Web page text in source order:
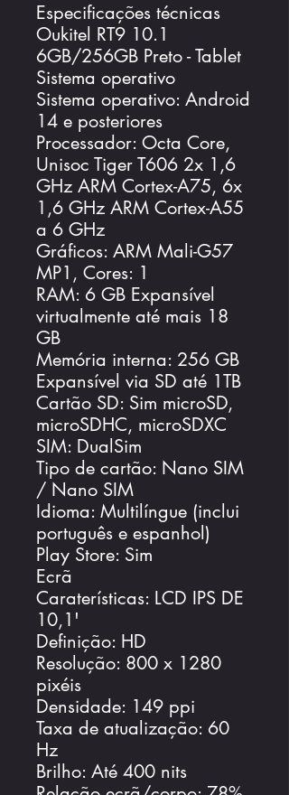
Especificações técnicas
Oukitel RT9 10.1
6GB/256GB Preto - Tablet
Sistema operativo
Sistema operativo: Android
14 e posteriores
Processador: Octa Core,
Unisoc Tiger T606 2x 1,6
GHz ARM Cortex-A75, 6x
1,6 GHz ARM Cortex-A55
a 6 GHz
Gráficos: ARM Mali-G57
MP1, Cores: 1
RAM: 6 GB Expansível
virtualmente até mais 18
GB
Memória interna: 256 GB
Expansível via SD até 1TB
Cartão SD: Sim microSD,
microSDHC, microSDXC
SIM: DualSim
Tipo de cartão: Nano SIM
/ Nano SIM
Idioma: Multilíngue (inclui
português e espanhol)
Play Store: Sim
Ecrã
Caraterísticas: LCD IPS DE
10,1'
Definição: HD
Resolução: 800 x 1280
pixéis
Densidade: 149 ppi
Taxa de atualização: 60
Hz
Brilho: Até 400 nits